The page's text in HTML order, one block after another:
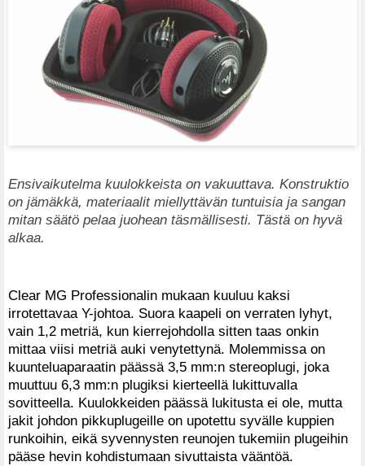
Ensivaikutelma kuulokkeista on vakuuttava. Konstruktio
on jämäkkä, materiaalit miellyttävän tuntuisia ja sangan
mitan säätö pelaa juohean täsmällisesti. Tästä on hyvä
alkaa.
Clear MG Professionalin mukaan kuuluu kaksi
irrotettavaa Y-johtoa. Suora kaapeli on verraten lyhyt,
vain 1,2 metriä, kun kierrejohdolla sitten taas onkin
mittaa viisi metriä auki venytettynä. Molemmissa on
kuunteluaparaatin päässä 3,5 mm:n stereoplugi, joka
muuttuu 6,3 mm:n plugiksi kierteellä lukittuvalla
sovitteella. Kuulokkeiden päässä lukitusta ei ole, mutta
jakit johdon pikkuplugeille on upotettu syvälle kuppien
runkoihin, eikä syvennysten reunojen tukemiin plugeihin
pääse hevin kohdistumaan sivuttaista vääntöä.